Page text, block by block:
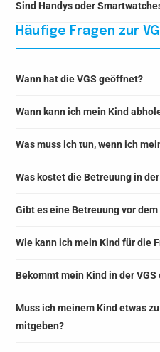
Sind Handys oder
Häufige Fragen zur
Wann hat die VGS geöffnet?
Wann kann ich mein Kind
Was muss ich tun, wenn ich
Was kostet die Betreuung in der
Gibt es eine Betreuung vor
Wie kann ich mein Kind für die
Bekommt mein Kind in der
Muss ich meinem Kind etwas
mitgeben?